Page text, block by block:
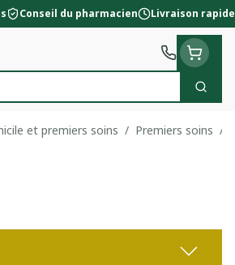
Conseil du pharmacien Livraison rapide
et premiers soins / Premiers soins /